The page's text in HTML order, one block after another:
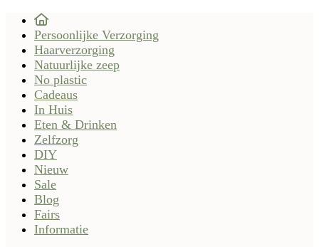
Persoonlijke Verzorging
Haarverzorging
Natuurlijke zeep
No plastic
Cadeaus
In Huis
Eten & Drinken
Zelfzorg
DIY
Nieuw
Sale
Blog
Fairs
Informatie